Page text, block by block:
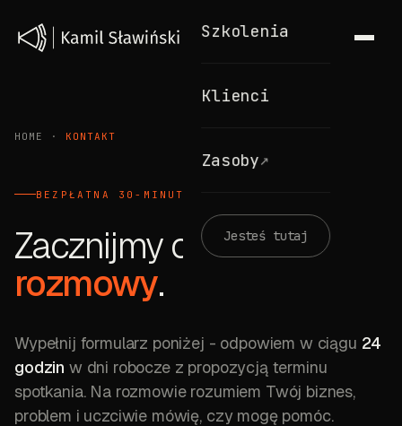
Szkolenia
Klienci
Zasoby↗
Jesteś tutaj
HOME · KONTAKT
BEZPŁATNA 30-MINUTOWA ROZMOWA
Zacznijmy od
rozmowy.
Wypełnij formularz poniżej - odpowiem w ciągu 24
godzin w dni robocze z propozycją terminu
spotkania. Na rozmowie rozumiem Twój biznes,
problem i uczciwie mówię, czy mogę pomóc.